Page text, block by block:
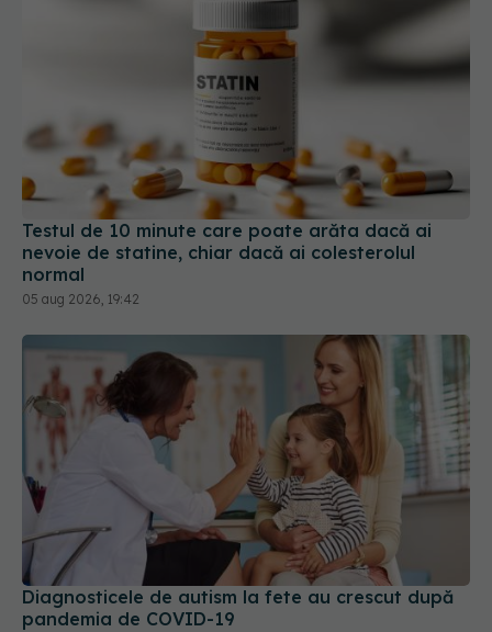
Testul de 10 minute care poate arăta dacă ai
nevoie de statine, chiar dacă ai colesterolul
normal
05 aug 2026, 19:42
Diagnosticele de autism la fete au crescut după
pandemia de COVID-19